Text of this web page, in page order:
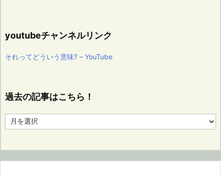
youtubeチャンネルリンク
それってどういう意味? – YouTube
過去の記事はこちら！
去